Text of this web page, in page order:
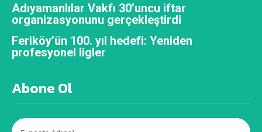
Adıyamanlılar Vakfı 30’uncu iftar
organizasyonunu gerçekleştirdi
Feriköy’ün 100. yıl hedefi: Yeniden
profesyonel ligler
Abone Ol